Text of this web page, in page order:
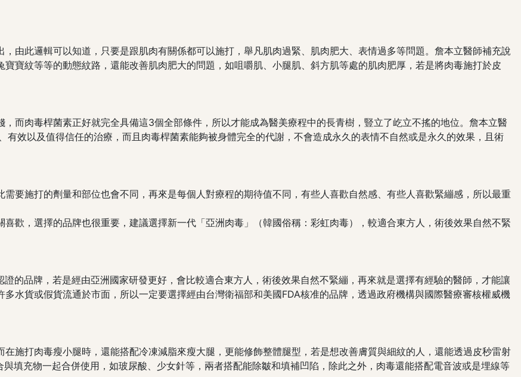
由此邏輯可以知道，只要是跟肌肉有關係都可以施打，舉凡肌肉過緊、肌肉肥大、表情過多等問題。詹本立醫師補充說
寶紋等等的動態紋路，還能改善肌肉肥大的問題，如咀嚼肌、小腿肌、斜方肌等處的肌肉肥厚，若是將肉毒施打於皮
而肉毒桿菌素正好就完全具備這3個全部條件，所以才能成為醫美療程中的長青樹，豎立了屹立不搖的地位。詹本立醫
效以及值得信任的治療，而且肉毒桿菌素能夠被身體完全的代謝，不會造成永久的表情不自然或是永久的效果，且術
要施打的劑量和部位也會不同，再來是每個人對療程的期待值不同，有些人喜歡自然感、有些人喜歡緊繃感，所以最重
歡，選擇的品牌也很重要，建議選擇新一代「亞洲肉毒」（韓國俗稱：彩虹肉毒），較適合東方人，術後效果自然不緊
的品牌，若是經由亞洲國家研發更好，會比較適合東方人，術後效果自然不緊繃，再來就是選擇有經驗的醫師，才能讓
水貨或假貨流通於市面，所以一定要選擇經由台灣衛福部和美國FDA核准的品牌，透過政府機構與國際醫療審核權威機
施打肉毒瘦小腿時，還能搭配冷凍減脂來瘦大腿，更能修飾整體腿型，若是想改善膚質與細紋的人，還能透過皮秒雷射
填充物一起合併使用，如玻尿酸、少女針等，兩者搭配能除皺和填補凹陷，除此之外，肉毒還能搭配電音波或是埋線等